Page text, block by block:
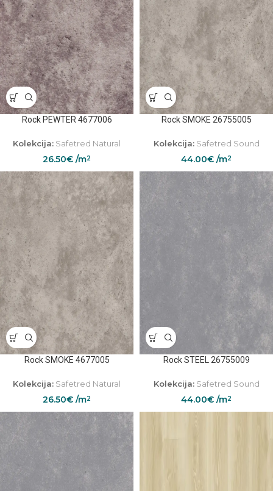
Rock PEWTER 4677006
Kolekcija: Safetred Natural
26.50€ /m2
Rock SMOKE 26755005
Kolekcija:Safetred Sound
44.00€ /m2
Rock SMOKE 4677005
Kolekcija: Safetred Natural
26.50€ /m2
Rock STEEL 26755009
Kolekcija:Safetred Sound
44.00€ /m2